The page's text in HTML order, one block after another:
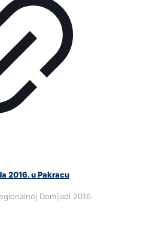
2016. u Pakracu
Domijadi 2016.